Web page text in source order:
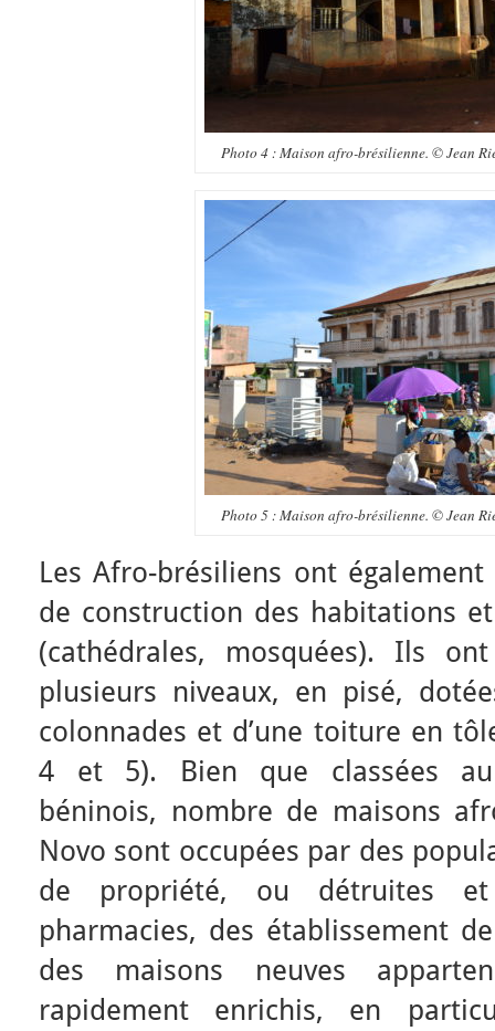
Photo 4 : Maison afro-brésilienne. © Jean
Photo 5 : Maison afro-brésilienne. © Jean
Les Afro-brésiliens ont
de construction des habitations
(cathédrales, mosquées). Ils
plusieurs niveaux, en pisé,
colonnades et d’une toiture en
4 et 5). Bien que classées
béninois, nombre de maisons
Novo sont occupées par des
de propriété, ou détruites
pharmacies, des établissement
des maisons neuves
rapidement enrichis, en